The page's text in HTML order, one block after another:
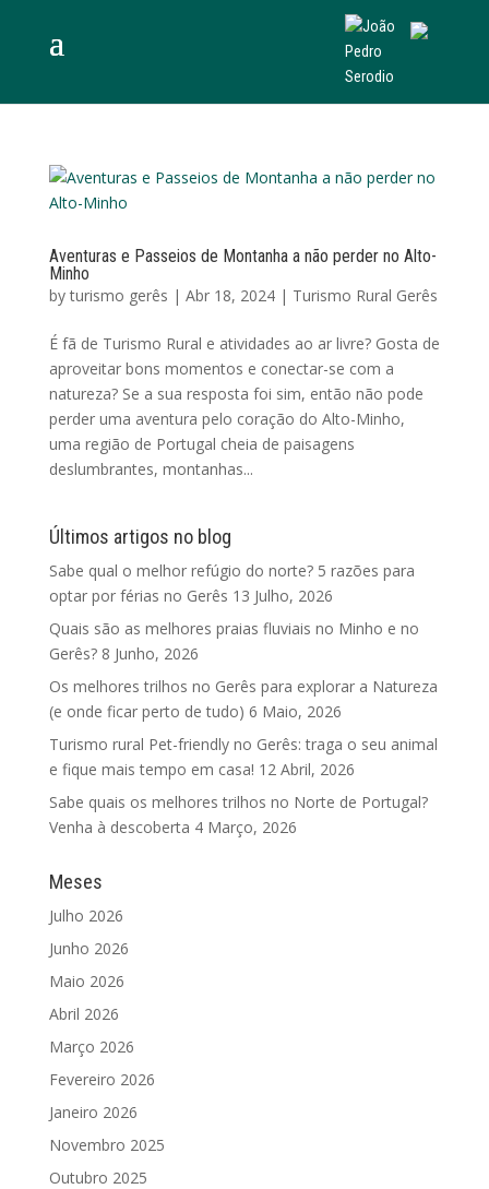
Aventuras e Passeios de Montanha a não perder no Alto-
Minho
byturismo gerês | Abr 18, 2024| Turismo Rural Gerês
É fã de Turismo Rural e atividades ao ar livre? Gosta de
aproveitar bons momentos e conectar-se com a
natureza? Se a sua resposta foi sim, então não pode
perder uma aventura pelo coração do Alto-Minho,
uma região de Portugal cheia de paisagens
deslumbrantes, montanhas...
Últimos artigos no blog
Sabe qual o melhor refúgio do norte? 5 razões para
optar por férias no Gerês 13 Julho, 2026
Quais são as melhores praias fluviais no Minho e no
Gerês? 8 Junho, 2026
Os melhores trilhos no Gerês para explorar a Natureza
(e onde ficar perto de tudo) 6 Maio, 2026
Turismo rural Pet-friendly no Gerês: traga o seu animal
e fique mais tempo em casa! 12 Abril, 2026
Sabe quais os melhores trilhos no Norte de Portugal?
Venha à descoberta 4 Março, 2026
Meses
Julho 2026
Junho 2026
Maio 2026
Abril 2026
Março 2026
Fevereiro 2026
Janeiro 2026
Novembro 2025
Outubro 2025